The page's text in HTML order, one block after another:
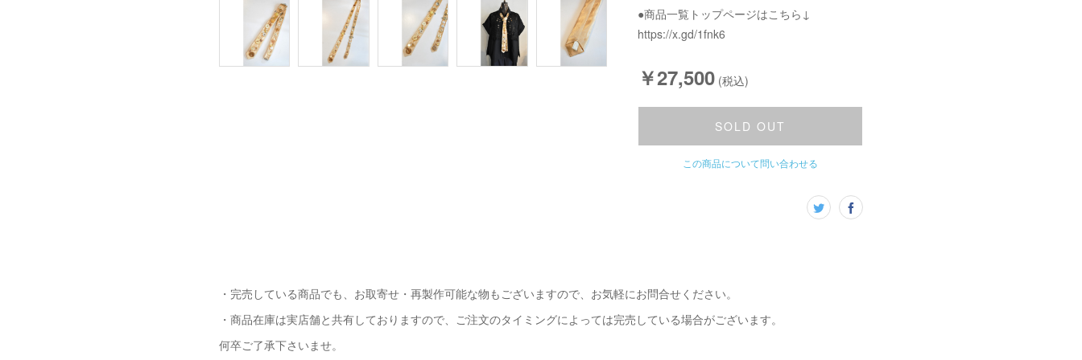
●商品一覧トップページはこちら↓
https://x.gd/1fnk6
￥27,500 (税込)
SOLD OUT
この商品について問い合わせる
・完売している商品でも、お取寄せ・再製作可能な物もございますので、お気軽にお問合せください。
・商品在庫は実店舗と共有しておりますので、ご注文のタイミングによっては完売している場合がございます。
何卒ご了承下さいませ。